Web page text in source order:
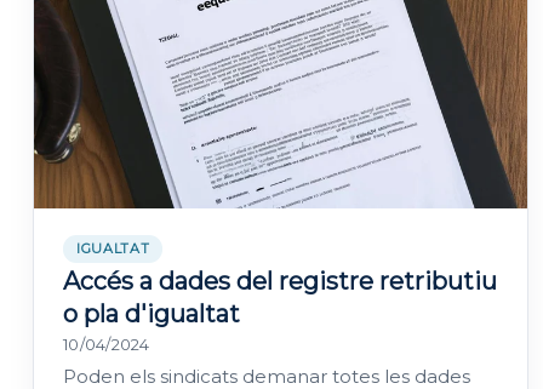
IGUALTAT
Accés a dades del registre retributiu
o pla d'igualtat
10/04/2024
Poden els sindicats demanar totes les dades